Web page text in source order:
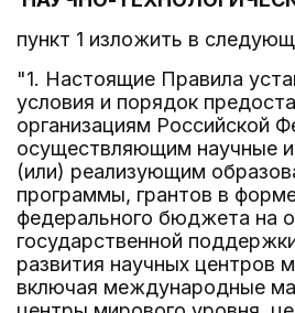
пункт 1 изложить в
"1. Настоящие Правила
условия и порядок
организациям Российской
осуществляющим научные
(или) реализующим
программы, грантов в
федерального бюджета на
государственной
развития научных центров
включая международные